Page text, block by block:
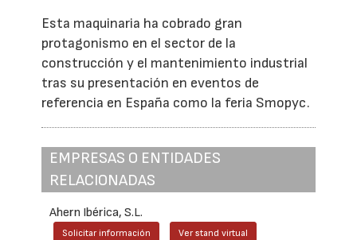
Esta maquinaria ha cobrado gran
protagonismo en el sector de la
construcción y el mantenimiento industrial
tras su presentación en eventos de
referencia en España como la feria Smopyc.
EMPRESAS O ENTIDADES
RELACIONADAS
Ahern Ibérica, S.L.
Solicitar información Ver stand virtual